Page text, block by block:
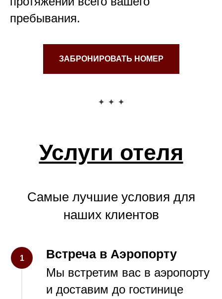
пребывания.
ЗАБРОНИРОВАТЬ НОМЕР
Услуги отеля
Самые лучшие условия для
наших клиентов
1 Встреча в Аэропорту
Мы встретим вас в аэропорту
и доставим до гостинице